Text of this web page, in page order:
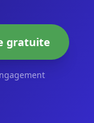
gratuite